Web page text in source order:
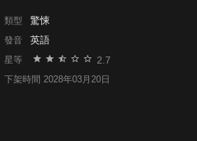
類型 驚悚
發音 英語
星等 2.7
下架時間 2028年03月20日